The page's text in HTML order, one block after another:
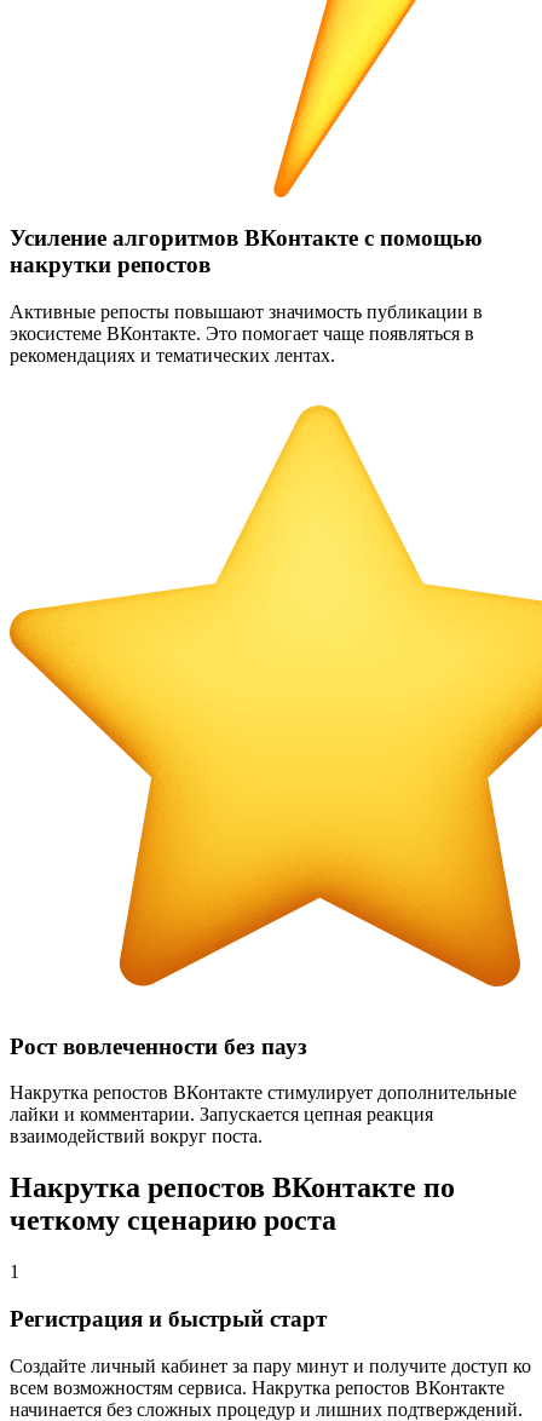
Усиление алгоритмов ВКонтакте с помощью
накрутки репостов
Активные репосты повышают значимость публикации в
экосистеме ВКонтакте. Это помогает чаще появляться в
рекомендациях и тематических лентах.
Рост вовлеченности без пауз
Накрутка репостов ВКонтакте стимулирует дополнительные
лайки и комментарии. Запускается цепная реакция
взаимодействий вокруг поста.
Накрутка репостов ВКонтакте по
четкому сценарию роста
1
Регистрация и быстрый старт
Создайте личный кабинет за пару минут и получите доступ ко
всем возможностям сервиса. Накрутка репостов ВКонтакте
начинается без сложных процедур и лишних подтверждений.